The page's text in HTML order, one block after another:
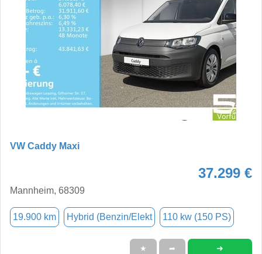
VW Caddy Maxi
37.299 €
Mannheim, 68309
19.900 km Hybrid (Benzin/Elekt 110 kw (150 PS)
★ ➦ ➜